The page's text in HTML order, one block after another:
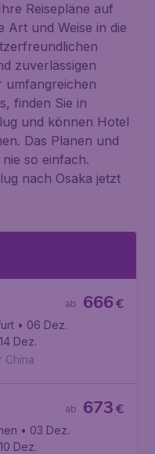
Reisepläne auf
Art und Weise in die
zuverlässigen
umfangreichen
finden Sie in
und können Hotel
Das Planen und
so einfach.
nach Osaka jetzt
€
666
ab
• 06 Dez.
Dez.
China
€
673
ab
• 03 Dez.
Dez.